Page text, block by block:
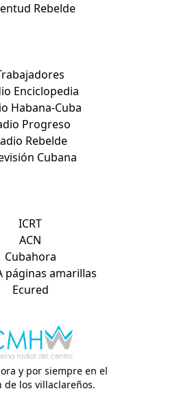
y por siempre en el
de los villaclareños.
Rebelde
Enciclopedia
Habana-Cuba
Progreso
Rebelde
Cubana
ICRT
ACN
Cubahora
páginas amarillas
Ecured